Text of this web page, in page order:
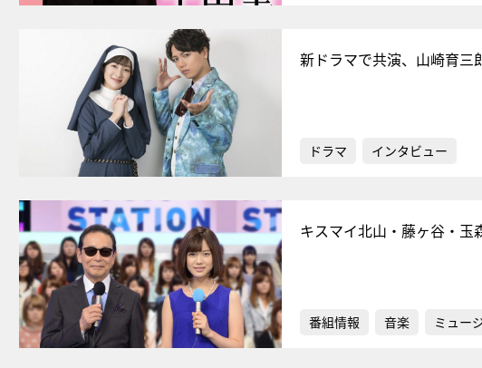
新ドラマで共演、山崎育
ドラマ インタビュー
キスマイ北山・藤ヶ谷・玉
番組情報 音楽 ミュー